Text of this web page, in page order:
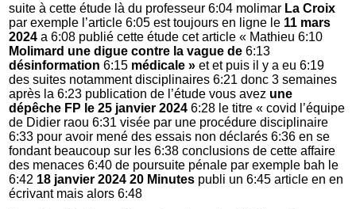
suite à cette étude là du professeur 6:04 molimar La Croix
par exemple l’article 6:05 est toujours en ligne le 11 mars
2024 a 6:08 publié cette étude cet article « Mathieu 6:10
Molimard une digue contre la vague de6:13
désinformation 6:15 médicale » et et puis il y a eu 6:19
des suites notamment disciplinaires 6:21 donc 3 semaines
après la 6:23 publication de l’étude vous avez une
dépêche FP le 25 janvier 2024 6:28 le titre « covid l’équipe
de Didier raou 6:31 visée par une procédure disciplinaire
6:33 pour avoir mené des essais non déclarés 6:36 en se
fondant beaucoup sur les 6:38 conclusions de cette affaire
des menaces 6:40 de poursuite pénale par exemple bah le
6:42 18 janvier 2024 20 Minutes publi un 6:45 article en en
écrivant mais alors 6:48